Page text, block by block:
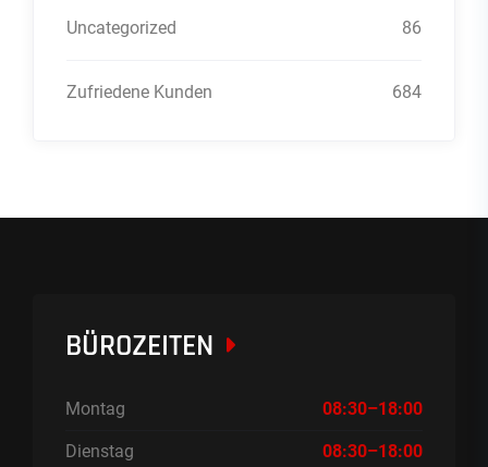
Uncategorized 86
Zufriedene Kunden 684
BÜROZEITEN
Montag 08:30–18:00
Dienstag 08:30–18:00